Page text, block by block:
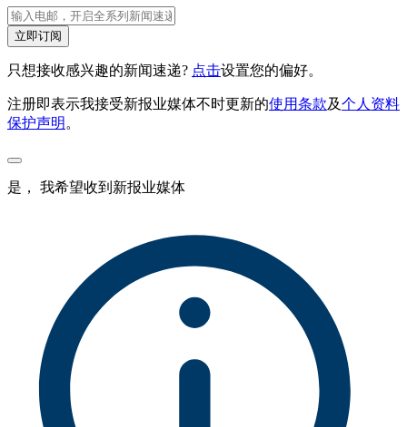
立即订阅
只想接收感兴趣的新闻速递? 点击设置您的偏好。
注册即表示我接受新报业媒体不时更新的使用条款及个人资料
保护声明。
是， 我希望收到新报业媒体